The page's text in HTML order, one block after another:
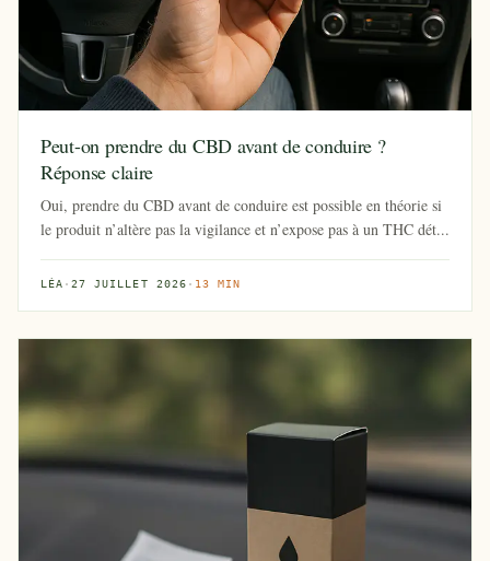
Peut-on prendre du CBD avant de conduire ?
Réponse claire
Oui, prendre du CBD avant de conduire est possible en théorie si
le produit n’altère pas la vigilance et n’expose pas à un THC dét...
LÉA ·27 JUILLET 2026 · 13 MIN